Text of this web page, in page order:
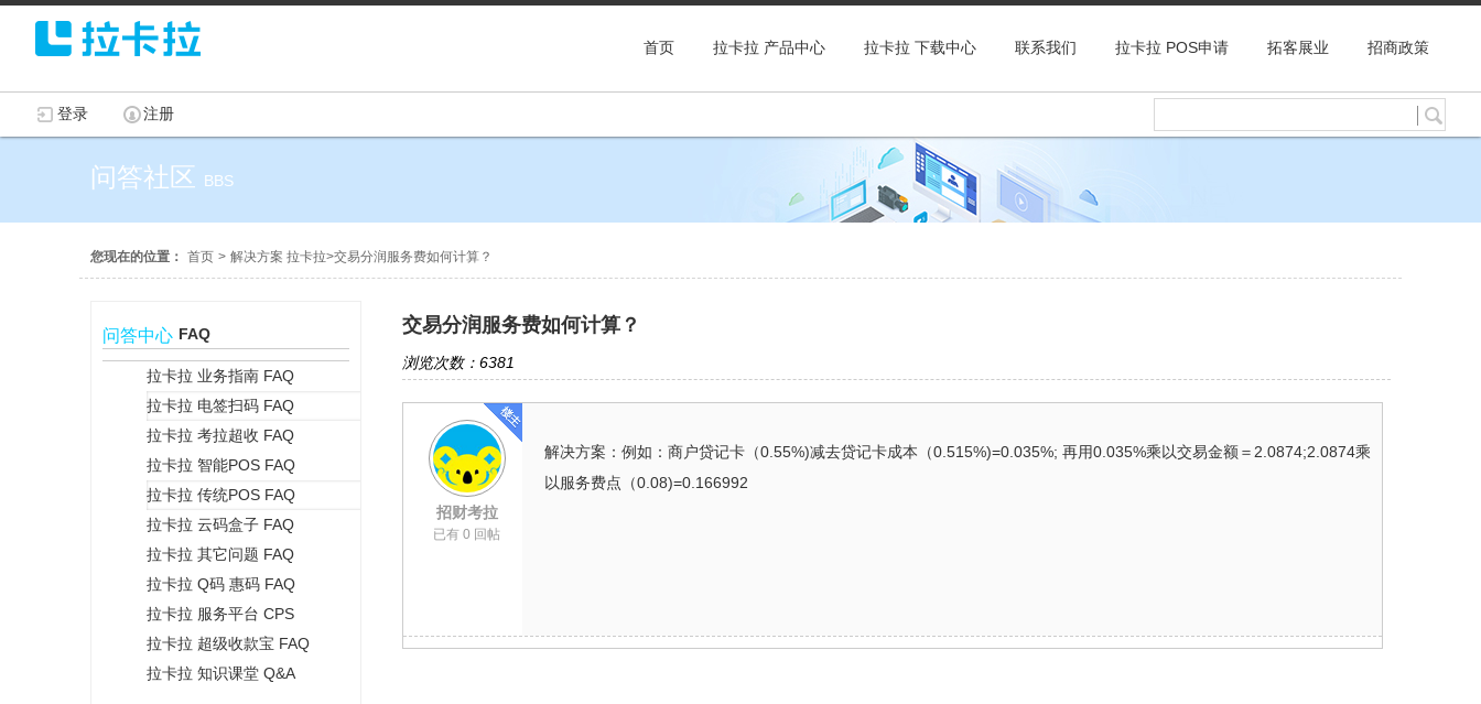
首页 拉卡拉 产品中心 拉卡拉 下载中心 联系我们 拉卡拉 POS申请 拓客展业 招商政策
登录 注册
问答社区 BBS
您现在的位置： 首页 > 解决方案 拉卡拉>交易分润服务费如何计算？
问答中心 FAQ
拉卡拉 业务指南 FAQ
拉卡拉 电签扫码 FAQ
拉卡拉 考拉超收 FAQ
拉卡拉 智能POS FAQ
拉卡拉 传统POS FAQ
拉卡拉 云码盒子 FAQ
拉卡拉 其它问题 FAQ
拉卡拉 Q码 惠码 FAQ
拉卡拉 服务平台 CPS
拉卡拉 超级收款宝 FAQ
拉卡拉 知识课堂 Q&A
交易分润服务费如何计算？
浏览次数：6381
招财考拉
已有 0 回帖
解决方案：例如：商户贷记卡（0.55%)减去贷记卡成本（0.515%)=0.035%; 再用0.035%乘以交易金额＝2.0874;2.0874乘
以服务费点（0.08)=0.166992